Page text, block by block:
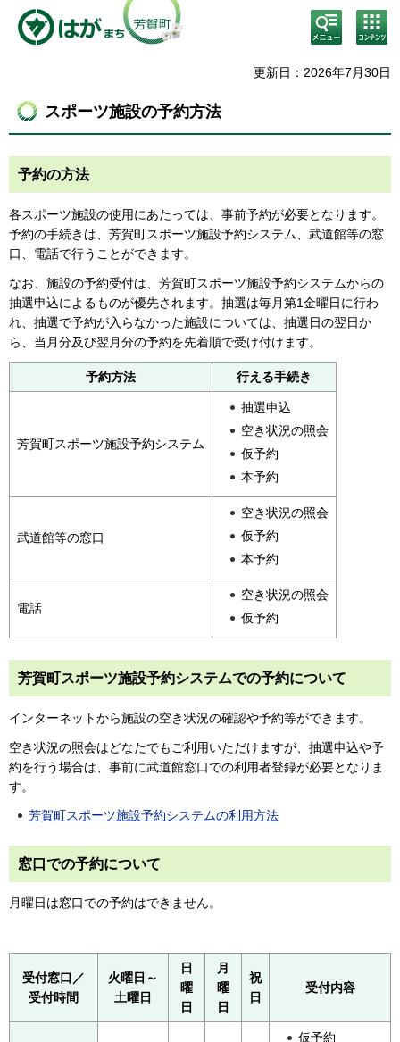
検
索・
メニ
コン
テン
ニュ
更新日：2026年7月30日
スポーツ施設の予約方法
予約の方法
各スポーツ施設の使用にあたっては、事前予約が必要となります。
予約の手続きは、芳賀町スポーツ施設予約システム、武道館等の窓
口、電話で行うことができます。
なお、施設の予約受付は、芳賀町スポーツ施設予約システムからの
抽選申込によるものが優先されます。抽選は毎月第1金曜日に行わ
れ、抽選で予約が入らなかった施設については、抽選日の翌日か
ら、当月分及び翌月分の予約を先着順で受け付けます。
予約方法 行える手続き
芳賀町スポーツ施設予約システム
抽選申込
空き状況の照会
仮予約
本予約
武道館等の窓口
空き状況の照会
仮予約
本予約
電話
空き状況の照会
仮予約
芳賀町スポーツ施設予約システムでの予約について
インターネットから施設の空き状況の確認や予約等ができます。
空き状況の照会はどなたでもご利用いただけますが、抽選申込や予
約を行う場合は、事前に武道館窓口での利用者登録が必要となりま
す。
芳賀町スポーツ施設予約システムの利用方法
窓口での予約について
月曜日は窓口での予約はできません。
受付窓口／
受付時間
火曜日～
土曜日
日
曜
日
月
曜
日
祝
日
受付内容
仮予約